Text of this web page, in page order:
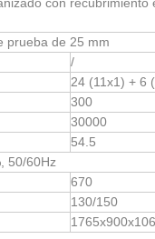
prueba de 25 mm
/
24 (11x1) + 6
300
30000
54.5
50/60Hz
670
130/150